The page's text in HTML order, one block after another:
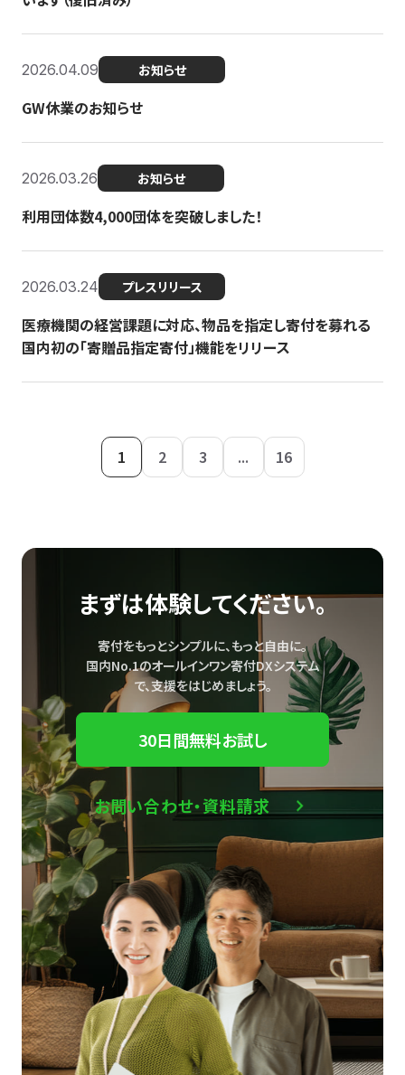
2026.04.09 お知らせ
GW休業のお知らせ
2026.03.26 お知らせ
利用団体数4,000団体を突破しました！
2026.03.24 プレスリリース
医療機関の経営課題に対応、物品を指定し寄付を募れる
国内初の「寄贈品指定寄付」機能をリリース
1 2 3 ... 16
まずは体験してください。
寄付をもっとシンプルに、もっと自由に。
国内No.1のオールインワン寄付DXシステム
で、支援をはじめましょう。
30日間無料お試し
お問い合わせ・資料請求